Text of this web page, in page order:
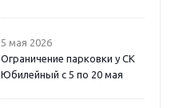
5 мая 2026
Ограничение парковки у СК
Юбилейный с 5 по 20 мая